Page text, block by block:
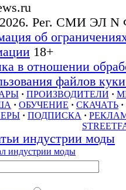
Рег. СМИ ЭЛ N
об
18+
в отношении
файлов
· ПРОИЗВОДИТЕЛИ ·
· ОБУЧЕНИЕ · СКАЧАТЬ ·
· ПОДПИСКА ·
индустрии моды